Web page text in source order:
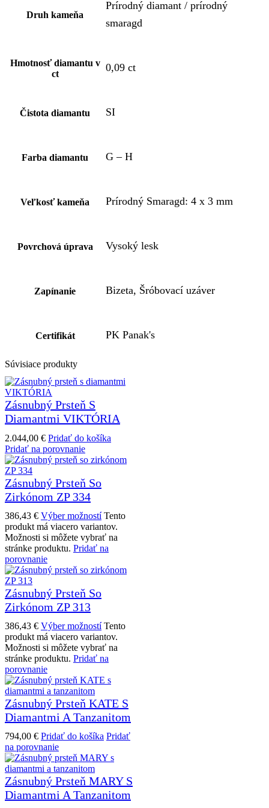
Druh kameňa
Prírodný diamant / prírodný
smaragd
Hmotnosť diamantu v
ct
0,09 ct
Čistota diamantu SI
Farba diamantu G – H
Veľkosť kameňa Prírodný Smaragd: 4 x 3 mm
Povrchová úprava Vysoký lesk
Zapínanie Bizeta, Šróbovací uzáver
Certifikát PK Panak's
Súvisiace produkty
Zásnubný Prsteň S
Diamantmi VIKTÓRIA
2.044,00 € Pridať do košíka
Pridať na porovnanie
Zásnubný Prsteň So
Zirkónom ZP 334
386,43 € Výber možností Tento
produkt má viacero variantov.
Možnosti si môžete vybrať na
stránke produktu. Pridať na
porovnanie
Zásnubný Prsteň So
Zirkónom ZP 313
386,43 € Výber možností Tento
produkt má viacero variantov.
Možnosti si môžete vybrať na
stránke produktu. Pridať na
porovnanie
Zásnubný Prsteň KATE S
Diamantmi A Tanzanitom
794,00 € Pridať do košíka Pridať
na porovnanie
Zásnubný Prsteň MARY S
Diamantmi A Tanzanitom